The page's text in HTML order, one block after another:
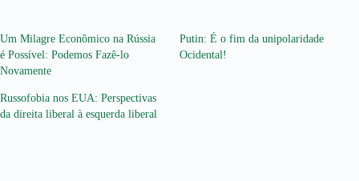
Um Milagre Econômico na Rússia
é Possível: Podemos Fazê-lo
Novamente
Putin: É o fim da unipolaridade
Ocidental!
Russofobia nos EUA: Perspectivas
da direita liberal à esquerda liberal